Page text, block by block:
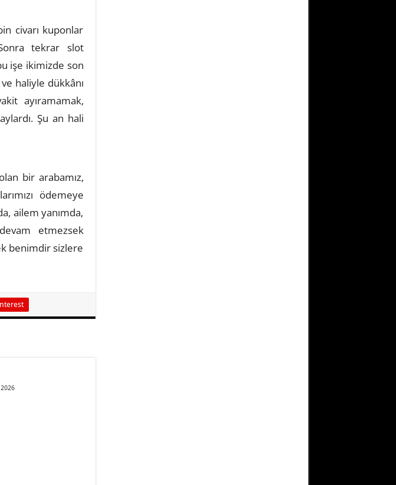
civarı kuponlar
tekrar slot
işe ikimizde son
haliyle dükkânı
ayıramamak,
Şu an hali
bir arabamız,
ödemeye
ailem yanımda,
etmezsek
benimdir sizlere